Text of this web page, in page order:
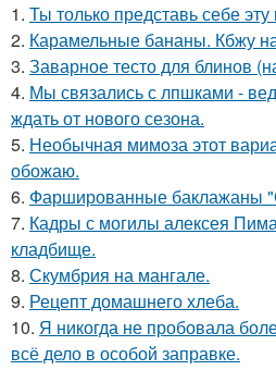
1. Ты только представь себе
2. Карамельные бананы. Кбжу
3. Заварное тесто для блинов
4. Мы связались с лпшками -
ждать от нового сезона.
5. Необычная мимoза этот
обожаю.
6. Фаршированные баклажаны
7. Кадры с могилы алексея
кладбище.
8. Скумбрия на мангале.
9. Рецепт домашнего хлеба.
10. Я никогда не пробовала
всё дело в особой заправке.